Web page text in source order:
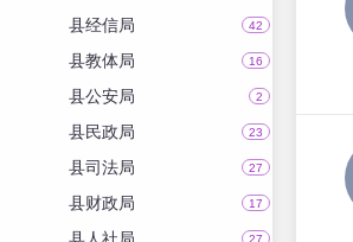
县经信局 42
县教体局 16
县公安局 2
县民政局 23
县司法局 27
县财政局 17
27